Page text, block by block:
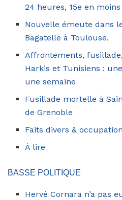
24 heures, 15e en
Nouvelle émeute dans
‎Bagatelle à Toulouse.
Affrontements,
Harkis et Tunisiens :
une semaine
Fusillade mortelle à
de Grenoble
Faits divers & occupation
À lire
BASSE POLITIQUE
Hervé Cornara n’a pas